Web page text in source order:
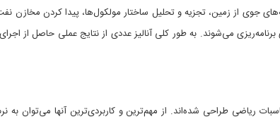
جوی از زمین، تجزیه و تحلیل ساختار مولکول‌ها، پیدا کردن مخازن
می‌شوند. به طور کلی آنالیز عددی از نتایج عملی حاصل از
ریاضی طراحی شده‌اند. از مهم‌ترین و کاربردی‌ترین آنها می‌توان به